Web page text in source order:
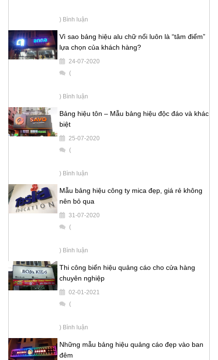
) Bình luận
Vì sao bảng hiệu alu chữ nổi luôn là “tâm điểm”
lựa chọn của khách hàng?
24-07-2020
(
) Bình luận
Bảng hiệu tôn – Mẫu bảng hiệu độc đáo và khác
biệt
25-07-2020
(
) Bình luận
Mẫu bảng hiệu công ty mica đẹp, giá rẻ không
nên bỏ qua
31-07-2020
(
) Bình luận
Thi công biển hiệu quảng cáo cho cửa hàng
chuyên nghiệp
02-01-2021
(
) Bình luận
Những mẫu bảng hiệu quảng cáo đẹp vào ban
đêm